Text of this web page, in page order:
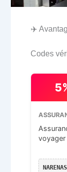
✈️
Codes
voyager
NARENAS